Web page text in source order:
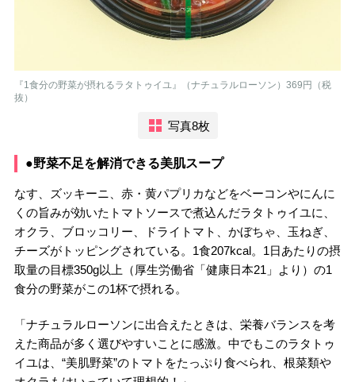
『1食分の野菜が摂れるラタトゥイユ』（ナチュラルローソン）369円（税
抜）
写真8枚
●野菜不足を解消できる美肌スープ
なす、ズッキーニ、赤・黄パプリカなどをベーコンやにんに
くの旨みが効いたトマトソースで煮込んだラタトゥイユに、
オクラ、ブロッコリー、ドライトマト、かぼちゃ、玉ねぎ、
チーズがトッピングされている。1食207kcal。1日あたりの摂
取量の目標350g以上（厚生労働省「健康日本21」より）の1
食分の野菜がこの1杯で摂れる。
「ナチュラルローソンに出合えたときは、栄養バランスを考
えた商品が多く選びやすいことに感激。中でもこのラタトゥ
イユは、“美肌野菜”のトマトをたっぷり食べられ、根菜類や